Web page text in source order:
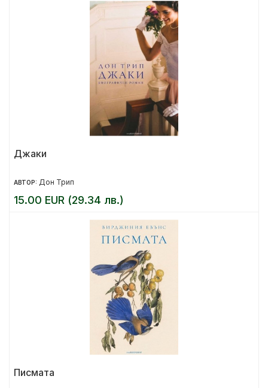
Джаки
АВТОР: Дон Трип
15.00 EUR (29.34 лв.)
Писмата